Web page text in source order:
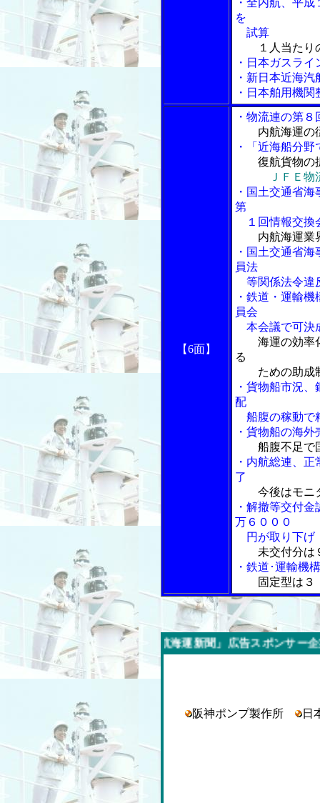
・全内航、平
を
試算
１人当た
・日本ガスラ
・新日本近海
・日本舶用機
【6面】
・物流連の第
内航海運の
・「近海船分
復航貨物の
ＪＦＥ
・国土交通省
第
１回情報交換
内航海運業
・国土交通省
員法
等関係法令違
・鉄道・運輸
員会
本会議で可決
海運の効率
る
ための助成
・貨物船市況
配
船腹の稼動で
・貨物船の海
船腹不足で
・内航総連、
了
今後はモニ
・解撤等交付
万６０００
円が取り下げ
未交付分は
・鉄道･運輸機
固定型は３
今週の「内航海運新聞」広告スポンサー企業
阪神ポンプ製作所 日